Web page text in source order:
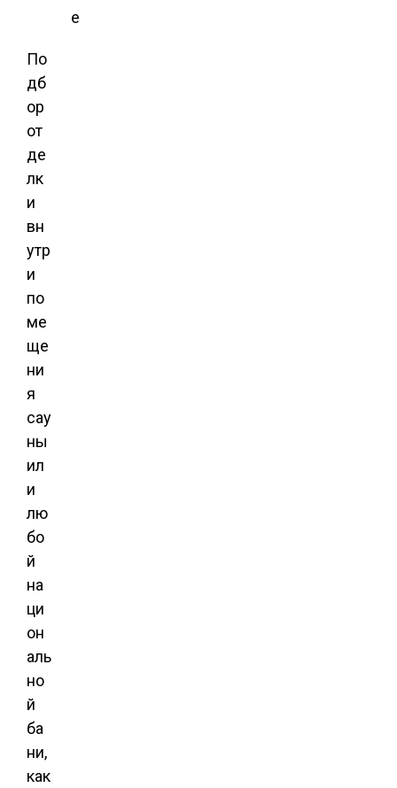
е
По
дб
ор
от
де
лк
и
вн
утр
и
по
ме
ще
ни
я
сау
ны
ил
и
лю
бо
й
на
ци
он
аль
но
й
ба
ни,
как